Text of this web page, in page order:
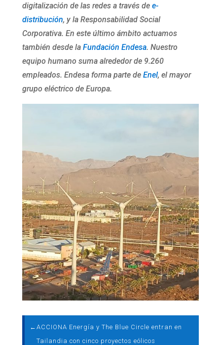
digitalización de las redes a través de e-
distribución, y la Responsabilidad Social
Corporativa. En este último ámbito actuamos
también desde la Fundación Endesa. Nuestro
equipo humano suma alrededor de 9.260
empleados. Endesa forma parte de Enel, el mayor
grupo eléctrico de Europa.
← ACCIONA Energía y The Blue Circle entran en
Tailandia con cinco proyectos eólicos